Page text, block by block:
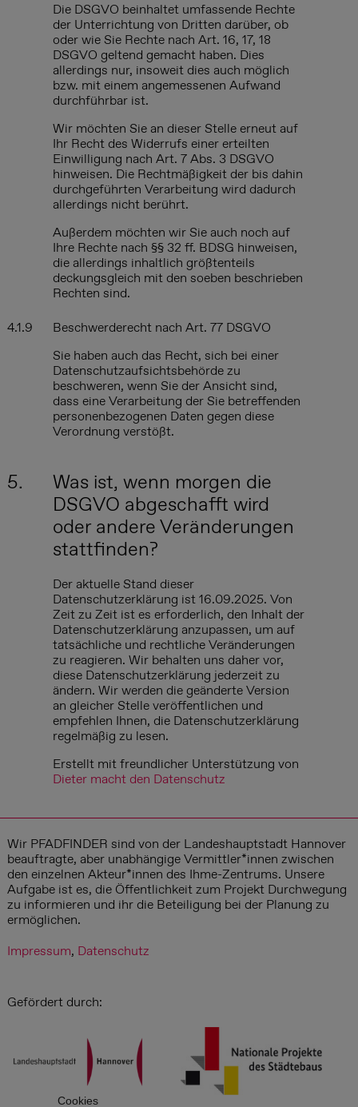
Die DSGVO beinhaltet umfassende Rechte
der Unterrichtung von Dritten darüber, ob
oder wie Sie Rechte nach Art. 16, 17, 18
DSGVO geltend gemacht haben. Dies
allerdings nur, insoweit dies auch möglich
bzw. mit einem angemessenen Aufwand
durchführbar ist.
Wir möchten Sie an dieser Stelle erneut auf
Ihr Recht des Widerrufs einer erteilten
Einwilligung nach Art. 7 Abs. 3 DSGVO
hinweisen. Die Rechtmäßigkeit der bis dahin
durchgeführten Verarbeitung wird dadurch
allerdings nicht berührt.
Außerdem möchten wir Sie auch noch auf
Ihre Rechte nach §§ 32 ff. BDSG hinweisen,
die allerdings inhaltlich größtenteils
deckungsgleich mit den soeben beschrieben
Rechten sind.
4.1.9
Beschwerderecht nach Art. 77 DSGVO
Sie haben auch das Recht, sich bei einer
Datenschutzaufsichtsbehörde zu
beschweren, wenn Sie der Ansicht sind,
dass eine Verarbeitung der Sie betreffenden
personenbezogenen Daten gegen diese
Verordnung verstößt.
5.
Was ist, wenn morgen die
DSGVO abgeschafft wird
oder andere Veränderungen
stattfinden?
Der aktuelle Stand dieser
Datenschutzerklärung ist 16.09.2025. Von
Zeit zu Zeit ist es erforderlich, den Inhalt der
Datenschutzerklärung anzupassen, um auf
tatsächliche und rechtliche Veränderungen
zu reagieren. Wir behalten uns daher vor,
diese Datenschutzerklärung jederzeit zu
ändern. Wir werden die geänderte Version
an gleicher Stelle veröffentlichen und
empfehlen Ihnen, die Datenschutzerklärung
regelmäßig zu lesen.
Erstellt mit freundlicher Unterstützung von
Dieter macht den Datenschutz
Wir PFADFINDER sind von der Landeshauptstadt Hannover
beauftragte, aber unabhängige Vermittler*innen zwischen
den einzelnen Akteur*innen des Ihme-Zentrums. Unsere
Aufgabe ist es, die Öffentlichkeit zum Projekt Durchwegung
zu informieren und ihr die Beteiligung bei der Planung zu
ermöglichen.
Impressum, Datenschutz
Gefördert durch:
Cookies